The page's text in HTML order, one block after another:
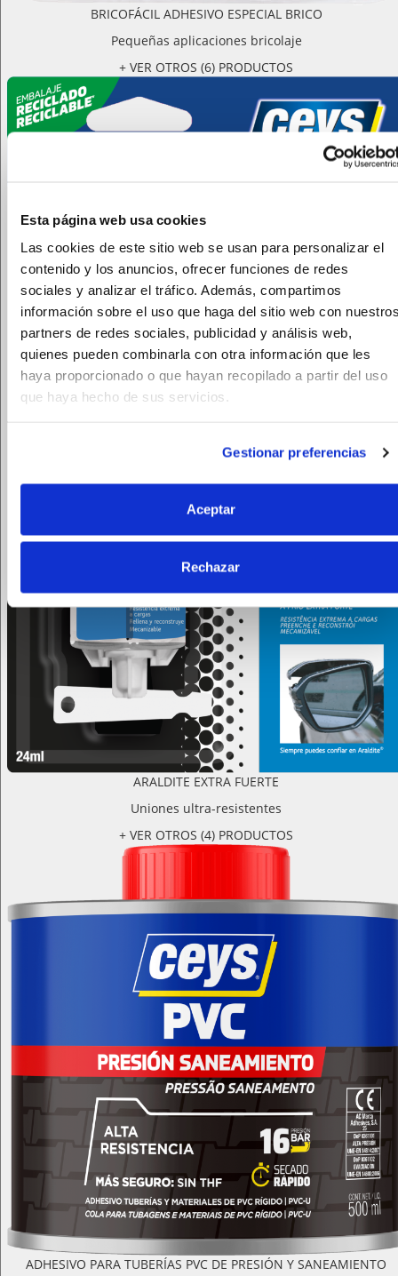
Esta página web usa cookies
Las cookies de este sitio web se usan para personalizar el
contenido y los anuncios, ofrecer funciones de redes
sociales y analizar el tráfico. Además, compartimos
información sobre el uso que haga del sitio web con
partners de redes sociales, publicidad y análisis web,
quienes pueden combinarla con otra información que les
haya proporcionado o que hayan recopilado a partir del uso
que haya hecho de sus servicios.
Gestionar preferencias
Aceptar
Rechazar
BRICOFÁCIL ADHESIVO ESPECIAL BRICO
Pequeñas aplicaciones bricolaje
+ VER OTROS (6) PRODUCTOS
ARALDITE EXTRA FUERTE
Uniones ultra-resistentes
+ VER OTROS (4) PRODUCTOS
ADHESIVO PARA TUBERÍAS PVC DE PRESIÓN Y SANEAMIENTO